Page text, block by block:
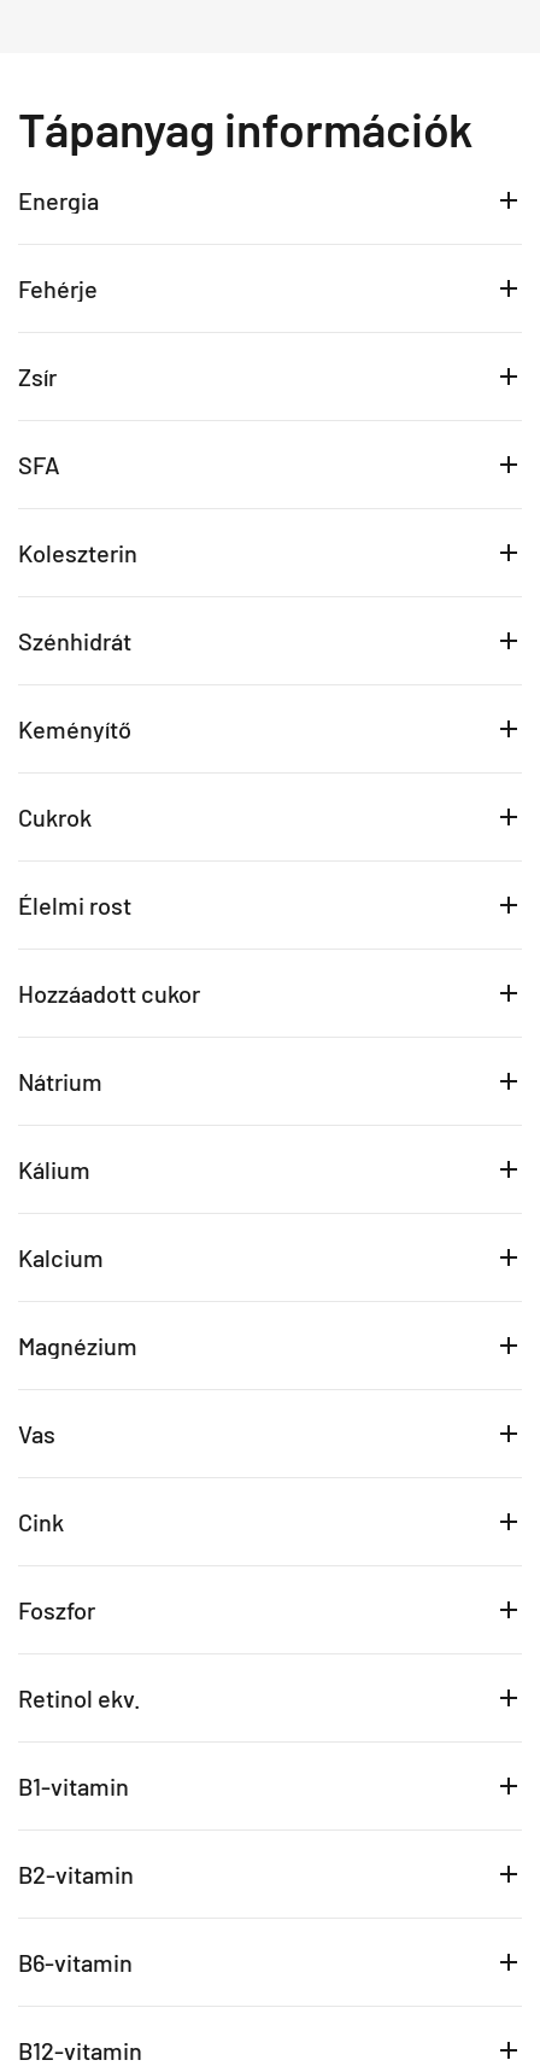
Tápanyag információk
Energia
Fehérje
Zsír
SFA
Koleszterin
Szénhidrát
Keményítő
Cukrok
Élelmi rost
Hozzáadott cukor
Nátrium
Kálium
Kalcium
Magnézium
Vas
Cink
Foszfor
Retinol ekv.
B1-vitamin
B2-vitamin
B6-vitamin
B12-vitamin